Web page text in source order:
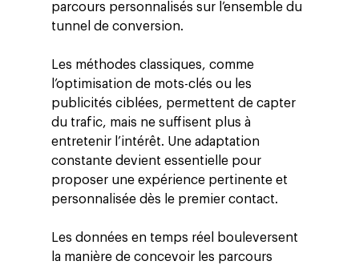
parcours personnalisés sur l’ensemble du
tunnel de conversion.
Les méthodes classiques, comme
l’optimisation de mots-clés ou les
publicités ciblées, permettent de capter
du trafic, mais ne suffisent plus à
entretenir l’intérêt. Une adaptation
constante devient essentielle pour
proposer une expérience pertinente et
personnalisée dès le premier contact.
Les données en temps réel bouleversent
la manière de concevoir les parcours